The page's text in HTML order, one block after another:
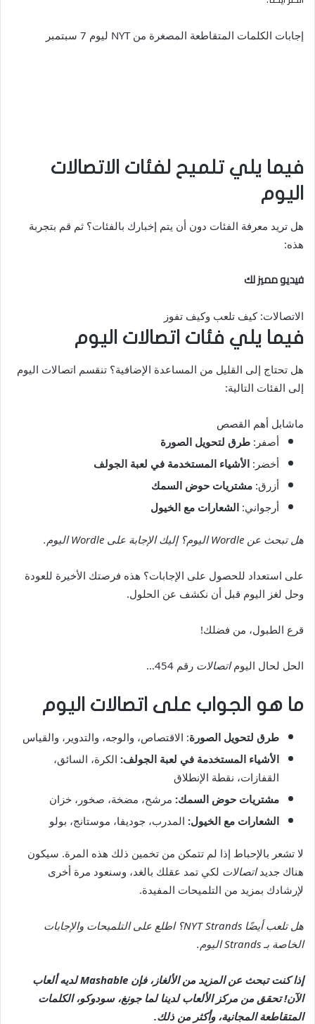
إجابات الكلمات المتقاطعة المصغرة من NYT ليوم 7 سبتمبر
فيما يلي تلميح لفئات الاتصالات
اليوم
هل تريد معرفة الفئات دون أن يتم إخبارك بالفئات؟ ثم قم بتجربة
هذه:
فيديو مميز لك
الاتصالات: كيف تلعب وكيف تفوز
فيما يلي فئات اتصالات اليوم
هل تحتاج إلى القليل من المساعدة الإضافية؟ تنقسم اتصالات اليوم
إلى الفئات التالية:
ماشابل أهم القصص
أصفر: طرق لتحويل الصورة
أخضر: الأشياء المستخدمة في لعبة الجولف
أزرق: مشتريات حوض السمك
أرجواني: الشعارات مع الخيول
هل تبحث عن Wordle اليوم؟ إليك الإجابة على Wordle اليوم.
على استعداد للحصول على الإجابات؟ هذه فرصتك الأخيرة للعودة
وحل لغز اليوم قبل أن نكشف عن الحلول.
قرع الطبول، من فضلك!
الحل لحال اليوماتصالات رقم 454…
ما هو الجواب على اتصالات اليوم
طرق لتحويل الصورة: الاقتصاص، والوجه، والتدوير، والقياس
الأشياء المستخدمة في لعبة الجولف: الكرة، السائق،
القفازات، نقطة الإنطلاق
مشتريات حوض السمك: مرشح، مضخة، صخور، خزان
الشعارات مع الخيول: المدرب، جوديفا، موستانج، بولو
لا تشعر بالإحباط إذا لم تتمكن من تخمين ذلك هذه المرة. سيكون
هناك جديداتصالات لكي تمد عقلك بالغد، وسنعود مرة أخرى
لإرشادك بمزيد من التلميحات المفيدة.
هل تلعب أيضًا NYT Strands؟ اطلع على التلميحات والإجابات
الخاصة بـ Strands اليوم
.
إذا كنت تبحث عن المزيد من الألغاز، فإن Mashable لديه ألعاب
الآن!تحقق من مركز الألعاب لدينا لما جونغ، سودوكو، الكلمات
المتقاطعة المجانية، وأكثر من ذلك.